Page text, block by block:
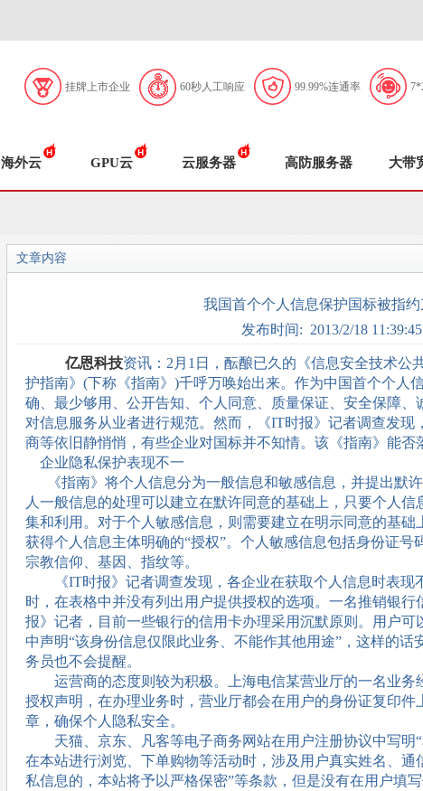
挂牌上市企业 60秒人工响应 99.99%连通率
海外云 GPU云 云服务器 高防服务器 大带
文章内容
我国首个个人信息保护国标被指
发布时间: 2013/2/18 11:39:45
亿恩科技资讯： 2 月 1 日
，酝酿已久的《信息安全技术公
护指南》 (下称《指南》 )千呼万唤始出来。作为中国首个个人
确、最少够用、公开告知、个人同意、质量保证、安全保障、
对信息服务从业者进行规范。然而，《IT时报》记者调查发现
商等依旧静悄悄，有些企业对国标并不知情。该《指南》能否
企业隐私保护表现不一
《指南》将个人信息分为一般信息和敏感信息，并提出默
人一般信息的处理可以建立在默许同意的基础上，只要个人
集和利用。对于个人敏感信息，则需要建立在明示同意的基
获得个人信息主体明确的“授权”。个人敏感信息包括身份证号
宗教信仰、基因、指纹等。
《IT时报》记者调查发现，各企业在获取个人信息时表现
时，在表格中并没有列出用户提供授权的选项。一名推销银行
报》记者，目前一些银行的信用卡办理采用沉默原则。用户可
中声明“该身份信息仅限此业务、不能作其他用途”，这样的话
务员也不会提醒。
运营商的态度则较为积极。上海电信某营业厅的一名业务
授权声明，在办理业务时，营业厅都会在用户的身份证复印件
章，确保个人隐私安全。
天猫、京东、凡客等电子商务网站在用户注册协议中写明“
在本站进行浏览、下单购物等活动时，涉及用户真实姓名、通
私信息的，本站将予以严格保密”等条款，但是没有在用户填